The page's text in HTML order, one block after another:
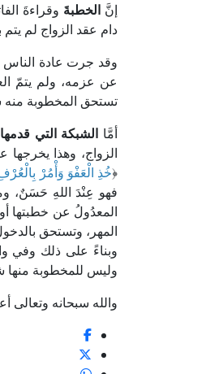
إنَّالخطبةَ وقراءةَ
دام عقد الزواج لم
وقد جرت عادة الناس
عن عزمه، ولم يتمّ
تستحق المخطوبة منه
أمَّا الشبكة التي
الزواج، وهذا يخرجها
﴿خُذِ الْعَفْوَ وَأْمُرْ
فهو عِنْدَ اللهِ حَسَنٌ،
المعدُولُ عن خطبتها
المهر، وتستحق
وبناءً على ذلك وفي
وليس للمخطوبة
والله سبحانه وتعالى